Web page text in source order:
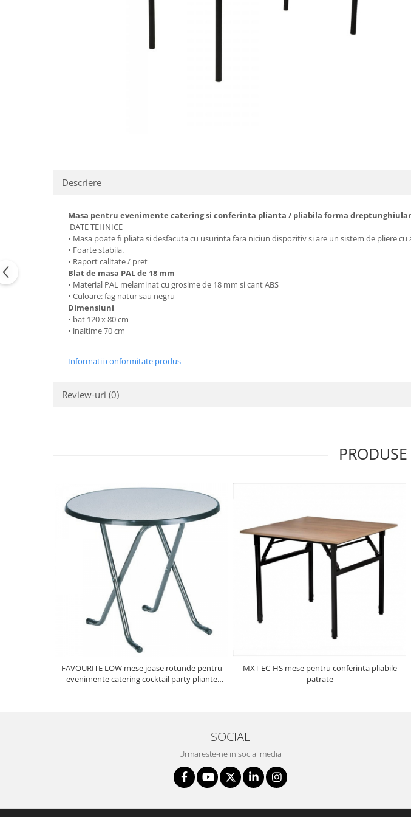
Descriere
Masa pentru evenimente catering si conferinta plianta / pliabila forma
DATE TEHNICE
• Masa poatefi pliata si desfacuta cu usurintafara niciun dispozitivsiare un sistem de pliere cu
• Foarte stabila.
• Raport calitate / pret
Blat de masa PAL de 18 mm
• Material PAL melaminat cu grosime de 18 mm si cant ABS
• Culoare:fag natur sau negru
Dimensiuni
• bat 120 x 80 cm
• inaltime 70 cm
Informatii conformitate produs
Review-uri (0)
FAVOURITE LOW mese joase rotunde pentru
evenimente catering cocktail party pliante
MXT EC-HS mese pentru conferinta pliabile
patrate
SOCIAL
Urmareste-ne in social media